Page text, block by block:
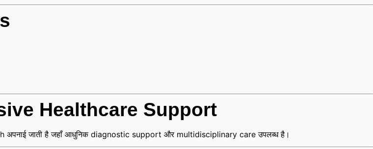
Healthcare Support
जाती है जहाँ आधुनिक diagnostic support और multidisciplinary care उपलब्ध है।